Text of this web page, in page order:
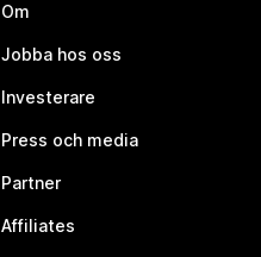
Om
Jobba hos oss
Investerare
Press och media
Partner
Affiliates